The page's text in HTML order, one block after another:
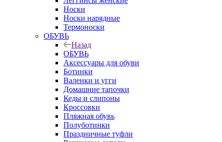
Носки
Носки нарядные
Термоноски
ОБУВЬ
Назад
ОБУВЬ
Аксессуары для обуви
Ботинки
Валенки и угги
Домашние тапочки
Кеды и слипоны
Кроссовки
Пляжная обувь
Полуботинки
Праздничные туфли